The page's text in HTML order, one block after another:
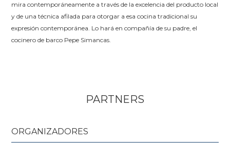
mira contemporáneamente a través de la excelencia del producto local
y de una técnica afilada para otorgar a esa cocina tradicional su
expresión contemporánea. Lo hará en compañía de su padre, el
cocinero de barco Pepe Simancas.
PARTNERS
ORGANIZADORES